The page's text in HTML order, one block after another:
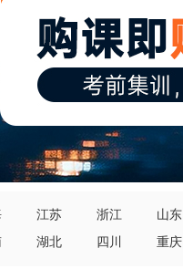
江苏 浙江 山东
湖北 四川 重庆